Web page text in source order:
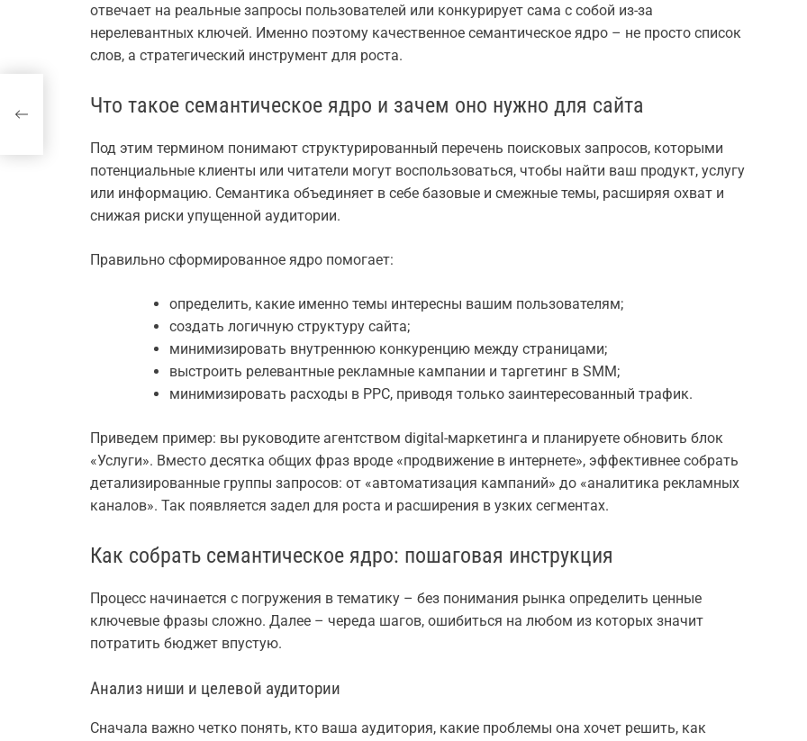
отвечает на реальные запросы пользователей или конкурирует сама с собой из-за
нерелевантных ключей. Именно поэтому качественное семантическое ядро – не просто список
слов, а стратегический инструмент для роста.
Что такое семантическое ядро и зачем оно нужно для сайта
Под этим термином понимают структурированный перечень поисковых запросов, которыми
потенциальные клиенты или читатели могут воспользоваться, чтобы найти ваш продукт, услугу
или информацию. Семантика объединяет в себе базовые и смежные темы, расширяя охват и
снижая риски упущенной аудитории.
Правильно сформированное ядро помогает:
определить, какие именно темы интересны вашим пользователям;
создать логичную структуру сайта;
минимизировать внутреннюю конкуренцию между страницами;
выстроить релевантные рекламные кампании и таргетинг в SMM;
минимизировать расходы в PPC, приводя только заинтересованный трафик.
Приведем пример: вы руководите агентством digital-маркетинга и планируете обновить блок
«Услуги». Вместо десятка общих фраз вроде «продвижение в интернете», эффективнее собрать
детализированные группы запросов: от «автоматизация кампаний» до «аналитика рекламных
каналов». Так появляется задел для роста и расширения в узких сегментах.
Как собрать семантическое ядро: пошаговая инструкция
Процесс начинается с погружения в тематику – без понимания рынка определить ценные
ключевые фразы сложно. Далее – череда шагов, ошибиться на любом из которых значит
потратить бюджет впустую.
Анализ ниши и целевой аудитории
Сначала важно четко понять, кто ваша аудитория, какие проблемы она хочет решить, как